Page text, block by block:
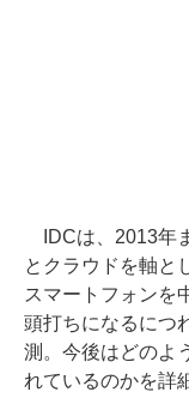
IDCは、2013年
とクラウドを軸と
スマートフォンを
頭打ちになるにつ
測。今後はどのよ
れているのかを詳